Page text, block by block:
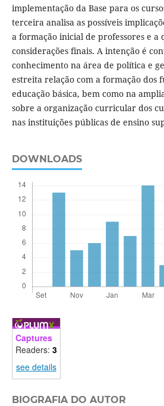
implementação da Base para os
terceira analisa as possíveis
a formação inicial de professores e a
considerações finais. A intenção é
conhecimento na área de política e
estreita relação com a formação dos
educação básica, bem como na
sobre a organização curricular dos
nas instituições públicas de ensino
DOWNLOADS
Captures
Readers: 3
see details
BIOGRAFIA DO AUTOR